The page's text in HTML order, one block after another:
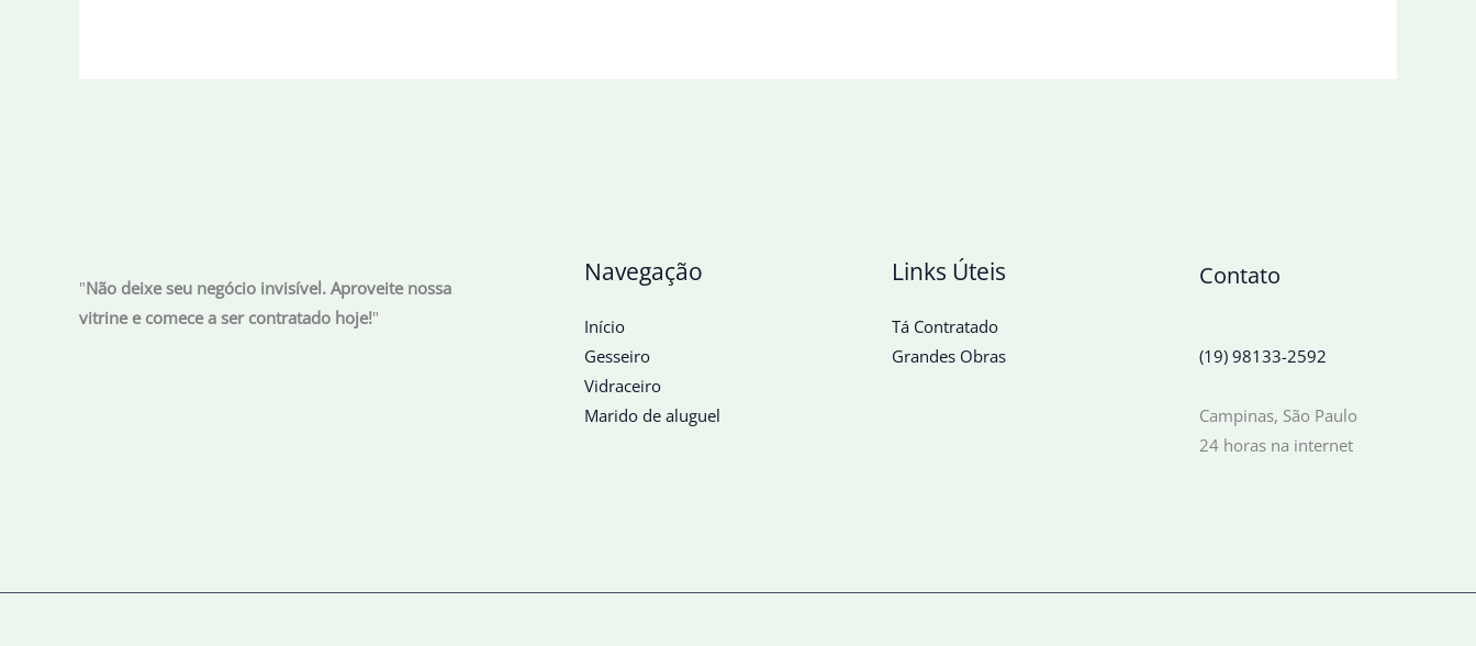
"Não deixe seu negócio invisível. Aproveite nossa
vitrine e comece a ser contratado hoje!"
Navegação
Início
Gesseiro
Vidraceiro
Marido de aluguel
Links Úteis
Tá Contratado
Grandes Obras
Contato
(19) 98133-2592
Campinas, São Paulo
24 horas na internet